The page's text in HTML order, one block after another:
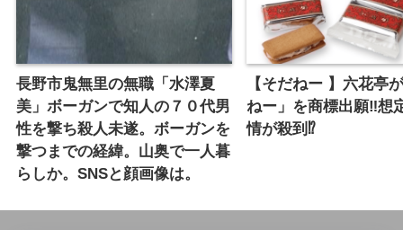
長野市鬼無里の無職「水澤夏
美」ボーガンで知人の７０代男
性を撃ち殺人未遂。ボーガンを
撃つまでの経緯。山奥で一人暮
らしか。SNSと顔画像は。
【そだねー 】六花亭
ねー」を商標出願‼︎想
情が殺到⁉︎